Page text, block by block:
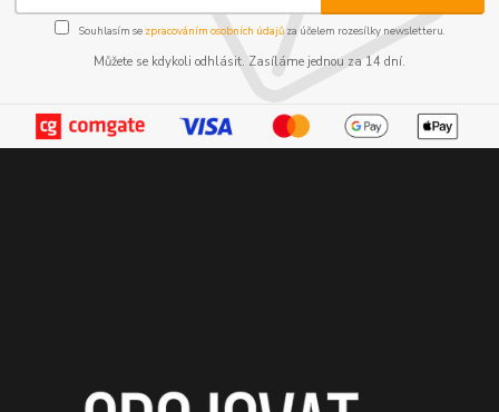
Souhlasím se zpracováním osobních údajůza účelem rozesílky newsletteru.
Můžete se kdykoli odhlásit. Zasíláme jednou za 14 dní.